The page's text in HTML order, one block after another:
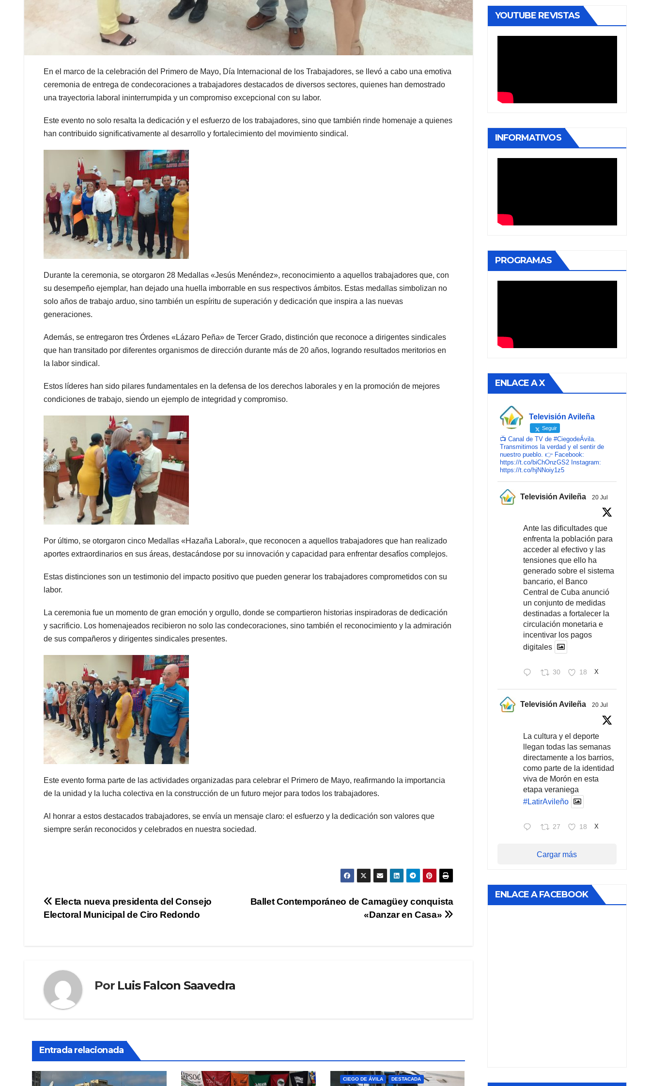
En el marco de la celebración del Primero de Mayo, Día Internacional de los Trabajadores, se llevó a cabo una emotiva
ceremonia de entrega de condecoraciones a trabajadores destacados de diversos sectores, quienes han demostrado
una trayectoria laboral ininterrumpida y un compromiso excepcional con su labor.
Este evento no solo resalta la dedicación y el esfuerzo de los trabajadores, sino que también rinde homenaje a quienes
han contribuido significativamente al desarrollo y fortalecimiento del movimiento sindical.
Durante la ceremonia, se otorgaron 28 Medallas «Jesús Menéndez», reconocimiento a aquellos trabajadores que, con
su desempeño ejemplar, han dejado una huella imborrable en sus respectivos ámbitos. Estas medallas simbolizan no
solo años de trabajo arduo, sino también un espíritu de superación y dedicación que inspira a las nuevas
generaciones.
Además, se entregaron tres Órdenes «Lázaro Peña» de Tercer Grado, distinción que reconoce a dirigentes sindicales
que han transitado por diferentes organismos de dirección durante más de 20 años, logrando resultados meritorios en
la labor sindical.
Estos líderes han sido pilares fundamentales en la defensa de los derechos laborales y en la promoción de mejores
condiciones de trabajo, siendo un ejemplo de integridad y compromiso.
Por último, se otorgaron cinco Medallas «Hazaña Laboral», que reconocen a aquellos trabajadores que han realizado
aportes extraordinarios en sus áreas, destacándose por su innovación y capacidad para enfrentar desafíos complejos.
Estas distinciones son un testimonio del impacto positivo que pueden generar los trabajadores comprometidos con su
labor.
La ceremonia fue un momento de gran emoción y orgullo, donde se compartieron historias inspiradoras de dedicación
y sacrificio. Los homenajeados recibieron no solo las condecoraciones, sino también el reconocimiento y la admiración
de sus compañeros y dirigentes sindicales presentes.
Este evento forma parte de las actividades organizadas para celebrar el Primero de Mayo, reafirmando la importancia
de la unidad y la lucha colectiva en la construcción de un futuro mejor para todos los trabajadores.
Al honrar a estos destacados trabajadores, se envía un mensaje claro: el esfuerzo y la dedicación son valores que
siempre serán reconocidos y celebrados en nuestra sociedad.
Navegación
Ballet Contemporáneo de Camagüey conquista
«Danzar en Casa»
Electa nueva presidenta del Consejo
Electoral Municipal de Ciro Redondo
Por Luis Falcon Saavedra
Entrada relacionada
CIEGO DE ÁVILA DESTACADA
YOUTUBE REVISTAS
INFORMATIVOS
PROGRAMAS
ENLACE A X
Televisión Avileña
Seguir
📺 Canal de TV de #CiegodeÁvila.
Transmitimos la verdad y el sentir de
nuestro pueblo. 👉 Facebook:
https://t.co/biChOnzGS2 Instagram:
https://t.co/hjNNoiy1z5
Televisión Avileña 20 Jul
Ante las dificultades que
enfrenta la población para
acceder al efectivo y las
tensiones que ello ha
generado sobre el sistema
bancario, el Banco
Central de Cuba anunció
un conjunto de medidas
destinadas a fortalecer la
circulación monetaria e
incentivar los pagos
digitales
30 18 X
Televisión Avileña 20 Jul
La cultura y el deporte
llegan todas las semanas
directamente a los barrios,
como parte de la identidad
viva de Morón en esta
etapa veraniega
#LatirAvileño
27 18 X
Cargar más
ENLACE A FACEBOOK